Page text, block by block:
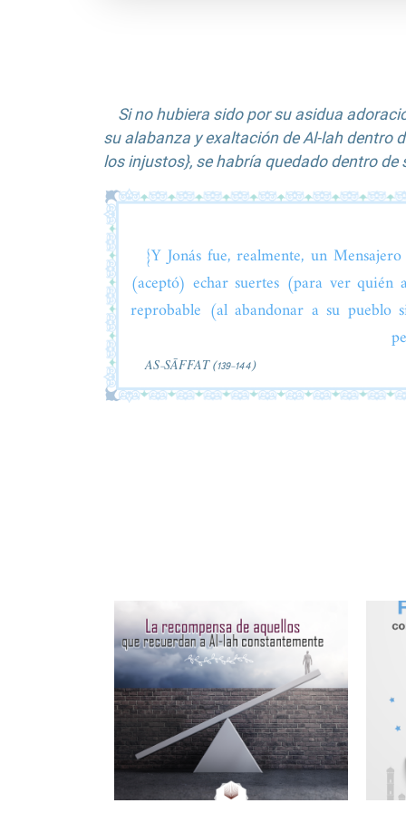
Si no hubiera sido por su asidua
su alabanza y exaltación de Al-lah dentro
los injustos}, se habría quedado dentro
{Y Jonás fue, realmente, un
(aceptó) echar suertes (para ver
reprobable (al abandonar a su
AS-SĀFFAT (139-144)